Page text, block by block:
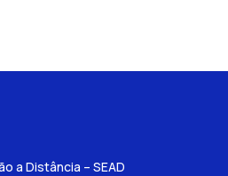
a Distância – SEAD